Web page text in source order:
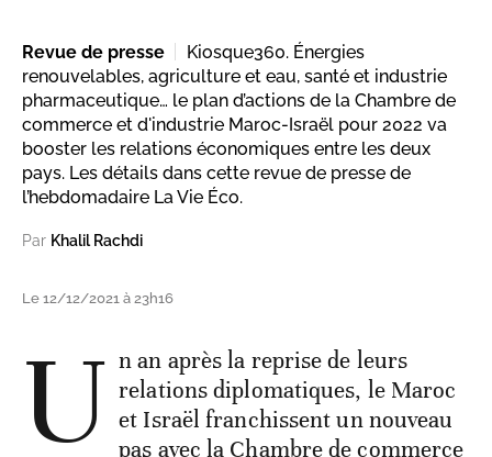
Revue de presse
Kiosque360. Énergies
renouvelables, agriculture et eau, santé et industrie
pharmaceutique… le plan d’actions de la Chambre de
commerce et d'industrie Maroc-Israël pour 2022 va
booster les relations économiques entre les deux
pays. Les détails dans cette revue de presse de
l’hebdomadaire La Vie Éco.
Par Khalil Rachdi
Le 12/12/2021 à 23h16
U n an après la reprise de leurs
relations diplomatiques, le Maroc
et Israël franchissent un nouveau
pas avec la Chambre de commerce